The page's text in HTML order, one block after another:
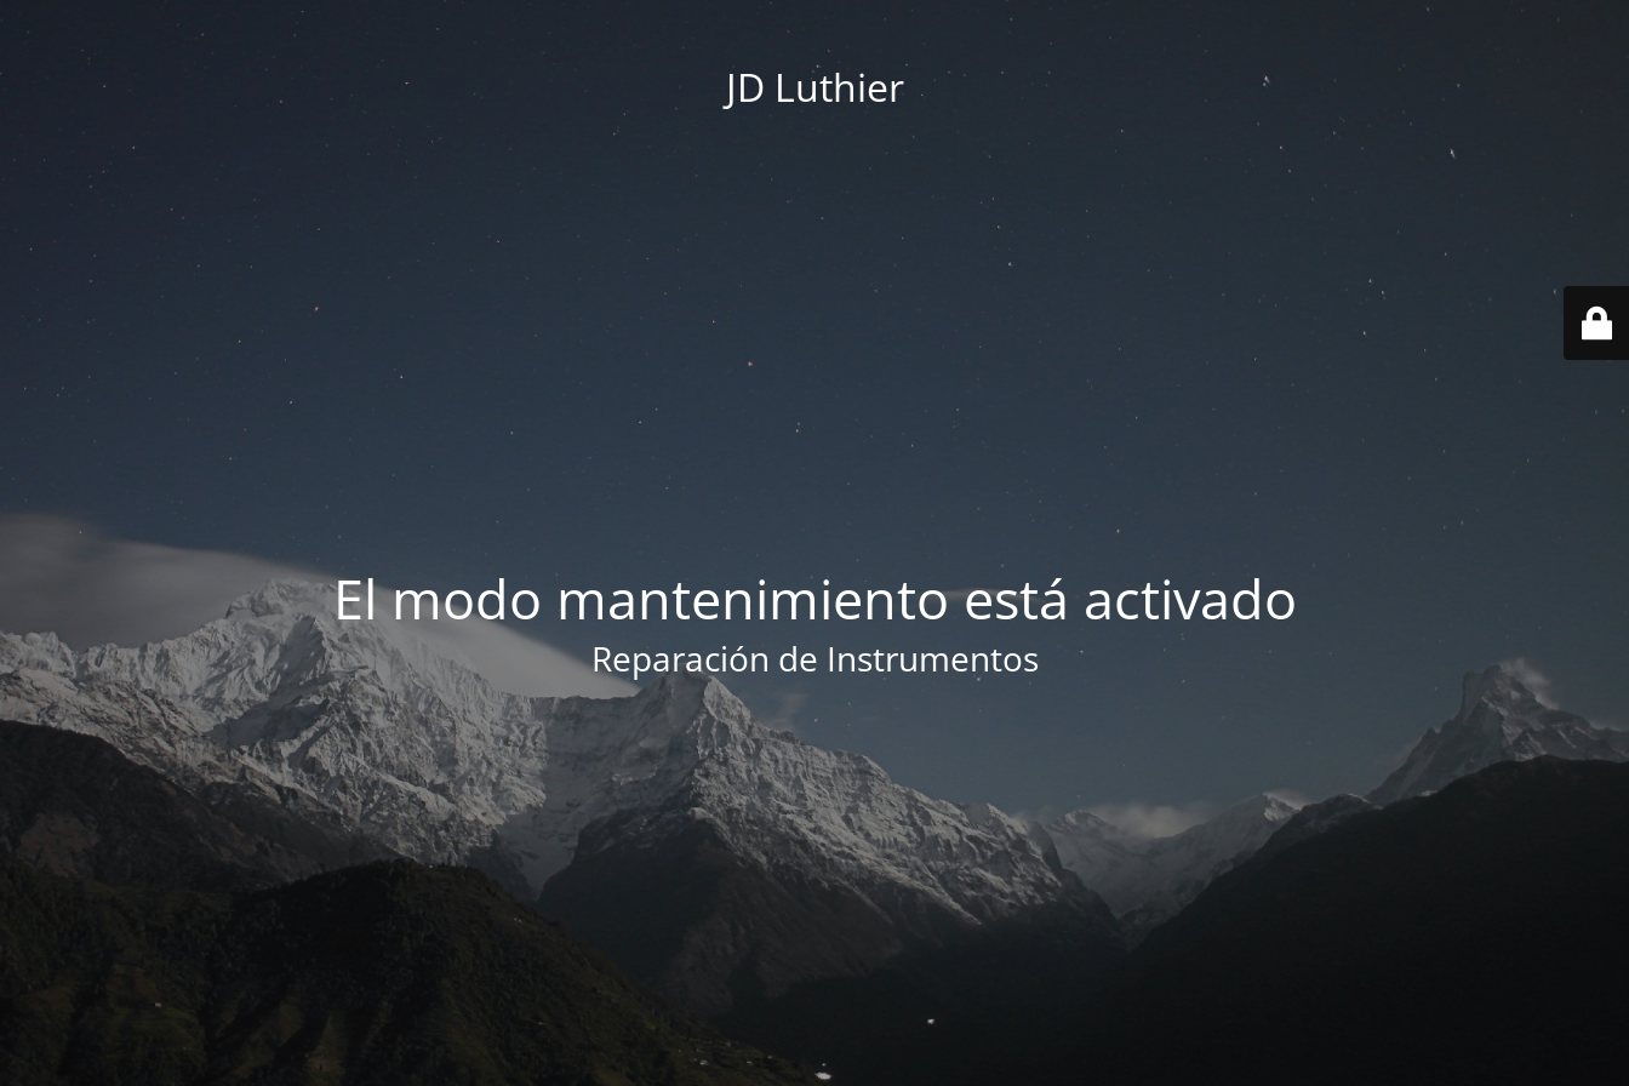
JD Luthier
El modo mantenimiento está activado
Reparación de Instrumentos